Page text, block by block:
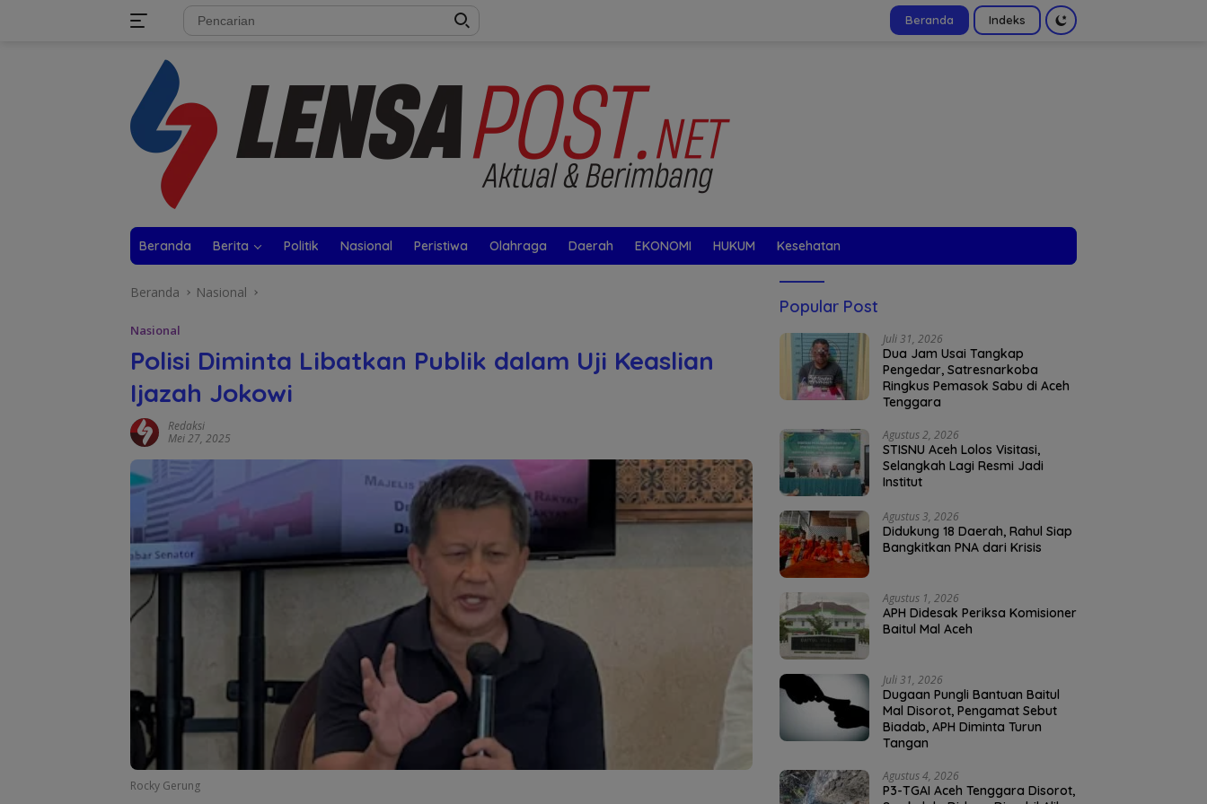
Beranda Indeks
Beranda Berita Politik Nasional Peristiwa Olahraga Daerah EKONOMI HUKUM Kesehatan
Beranda Nasional
Nasional
Polisi Diminta Libatkan Publik dalam Uji Keaslian
Ijazah Jokowi
Redaksi
Mei 27, 2025
Rocky Gerung
Popular Post
Juli 31, 2026
Dua Jam Usai Tangkap
Pengedar, Satresnarkoba
Ringkus Pemasok Sabu di Aceh
Tenggara
Agustus 2, 2026
STISNU Aceh Lolos Visitasi,
Selangkah Lagi Resmi Jadi
Institut
Agustus 3, 2026
Didukung 18 Daerah, Rahul Siap
Bangkitkan PNA dari Krisis
Agustus 1, 2026
APH Didesak Periksa Komisioner
Baitul Mal Aceh
Juli 31, 2026
Dugaan Pungli Bantuan Baitul
Mal Disorot, Pengamat Sebut
Biadab, APH Diminta Turun
Tangan
Agustus 4, 2026
P3-TGAI Aceh Tenggara Disorot,